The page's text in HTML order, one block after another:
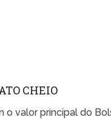
CHEIO
valor principal do